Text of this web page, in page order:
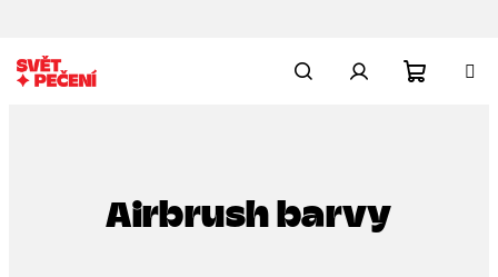
na
obsah
Airbrush barvy